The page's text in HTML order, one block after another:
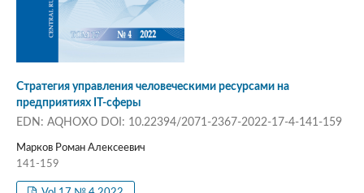
Стратегия управления человеческими ресурсами на
предприятиях IT-сферы
EDN: AQHOXO DOI: 10.22394/2071-2367-2022-17-4-141-159
Марков Роман Алексеевич
141-159